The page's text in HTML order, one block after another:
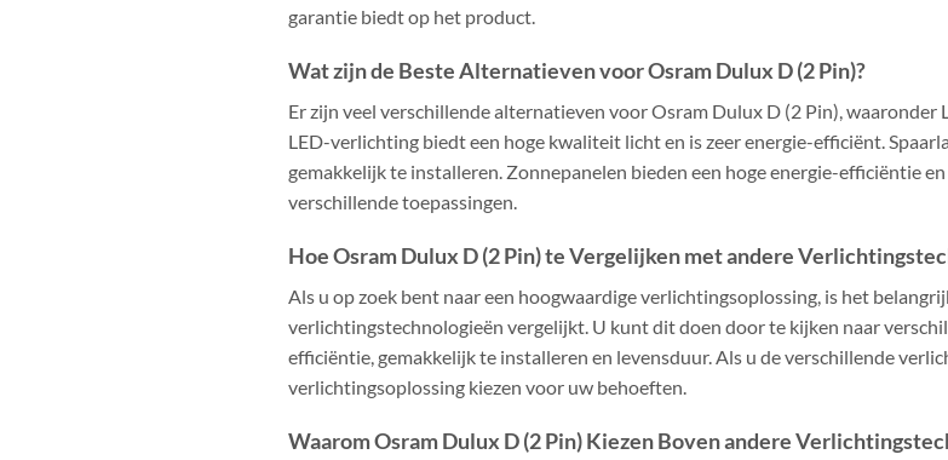
garantie biedt op het product.
Wat zijn de Beste Alternatieven voor Osram Dulux D (2 Pin)?
Er zijn veel verschillende alternatieven voor Osram Dulux D (2 Pin),
LED-verlichting biedt een hoge kwaliteit licht en is zeer energie-efficiënt.
gemakkelijk te installeren. Zonnepanelen bieden een hoge energie-efficiëntie
verschillende toepassingen.
Hoe Osram Dulux D (2 Pin) te Vergelijken met andere
Als u op zoek bent naar een hoogwaardige verlichtingsoplossing, is het
verlichtingstechnologieën vergelijkt. U kunt dit doen door te kijken naar
efficiëntie, gemakkelijk te installeren en levensduur. Als u de verschillende
verlichtingsoplossing kiezen voor uw behoeften.
Waarom Osram Dulux D (2 Pin) Kiezen Boven andere